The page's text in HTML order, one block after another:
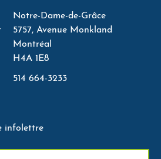
Notre-Dame-de-Grâce
5757, Avenue Monkland
Montréal
H4A 1E8
514 664-3233
infolettre